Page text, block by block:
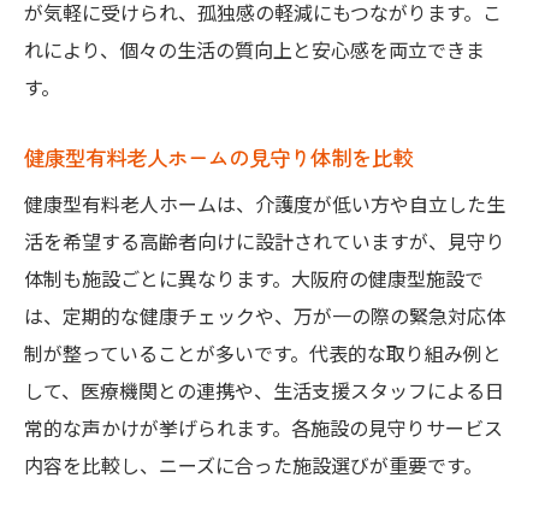
自立型老人ホームの費用と見守りを両立す
る方法
ランス
健康型有料老人ホームの費用と見守り体制
納得できる老人ホーム選びのための費用検
討法
この一記事で分かる大阪府の老人ホーム選び
大阪府の老人ホーム選びの基本ポイント
見守り体制と費用を総合的に比較する方法
自立型老人ホームやシェアハウスの選択肢
が気軽に受けられ、孤独感の軽減にもつながります。こ
れにより、個々の生活の質向上と安心感を両立できま
す。
健康型有料老人ホームの見守り体制を比較
健康型有料老人ホームは、介護度が低い方や自立した生
活を希望する高齢者向けに設計されていますが、見守り
体制も施設ごとに異なります。大阪府の健康型施設で
は、定期的な健康チェックや、万が一の際の緊急対応体
制が整っていることが多いです。代表的な取り組み例と
して、医療機関との連携や、生活支援スタッフによる日
常的な声かけが挙げられます。各施設の見守りサービス
内容を比較し、ニーズに合った施設選びが重要です。